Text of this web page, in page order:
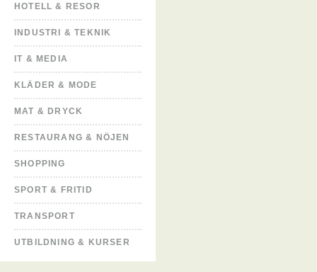
HOTELL & RESOR
INDUSTRI & TEKNIK
IT & MEDIA
KLÄDER & MODE
MAT & DRYCK
RESTAURANG & NÖJEN
SHOPPING
SPORT & FRITID
TRANSPORT
UTBILDNING & KURSER